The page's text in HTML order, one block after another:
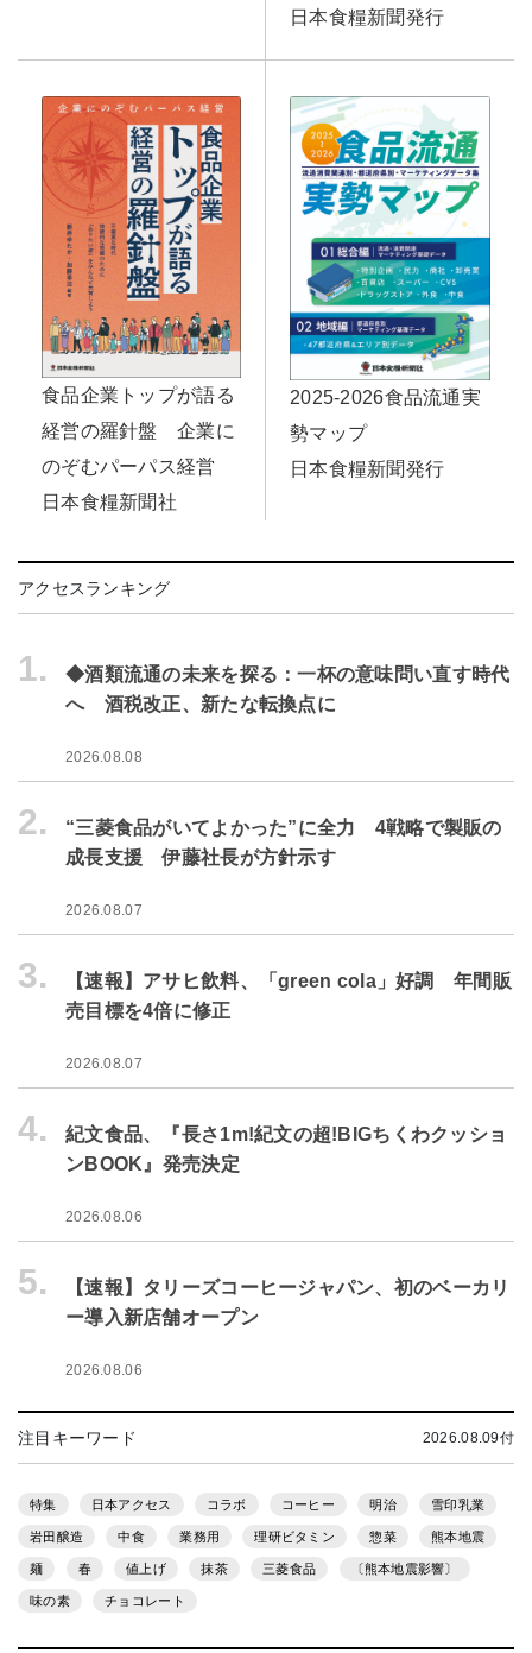
日本食糧新聞発行
食品企業トップが語る
経営の羅針盤 企業に
のぞむパーパス経営
日本食糧新聞社
2025-2026食品流通実
勢マップ
日本食糧新聞発行
アクセスランキング
1.
◆酒類流通の未来を探る：一杯の意味問い直す時代
へ 酒税改正、新たな転換点に
2026.08.08
2.
“三菱食品がいてよかった”に全力 4戦略で製販の
成長支援 伊藤社長が方針示す
2026.08.07
3.
【速報】アサヒ飲料、「green cola」好調 年間販
売目標を4倍に修正
2026.08.07
4.
紀文食品、『長さ1m!紀文の超!BIGちくわクッショ
ンBOOK』発売決定
2026.08.06
5.
【速報】タリーズコーヒージャパン、初のベーカリ
ー導入新店舗オープン
2026.08.06
注目キーワード 2026.08.09付
特集 日本アクセス コラボ コーヒー 明治 雪印乳業
岩田醸造 中食 業務用 理研ビタミン 惣菜 熊本地震
麺 春 値上げ 抹茶 三菱食品 〔熊本地震影響〕
味の素 チョコレート